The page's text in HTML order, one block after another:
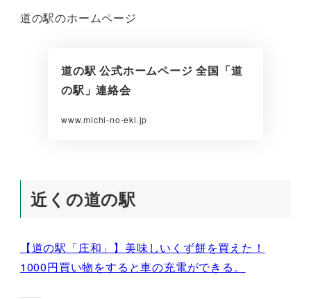
道の駅のホームページ
道の駅 公式ホームページ 全国「道
の駅」連絡会
www.michi-no-eki.jp
近くの道の駅
【道の駅「庄和」】美味しいくず餅を買えた！
1000円買い物をすると車の充電ができる。